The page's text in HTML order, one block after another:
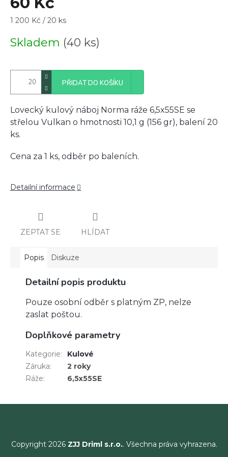
Měrná
1 200 Kč / 20 ks
Skladem (40 ks)
PŘIDAT DO KOŠÍKU
Lovecký kulový náboj Norma ráže 6,5x55SE se
střelou Vulkan o hmotnosti 10,1 g (156 gr), balení 20
ks.
Cena za 1 ks, odběr po baleních.
Detailní informace
ZEPTAT SE HLÍDAT
Popis Diskuze
Detailní popis produktu
Pouze osobní odběr s platným ZP, nelze
zaslat poštou.
Doplňkové parametry
Kategorie:
Kulové
Záruka:
2 roky
Ráže: 6,5x55SE
Copyright 2026 ZJJ Driml s.r.o.. Všechna práva vyhrazena.